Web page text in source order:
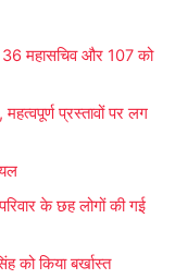
36 महासचिव और 107 को
प्रस्तावों पर लग
के छह लोगों की गई
को किया बर्खास्त